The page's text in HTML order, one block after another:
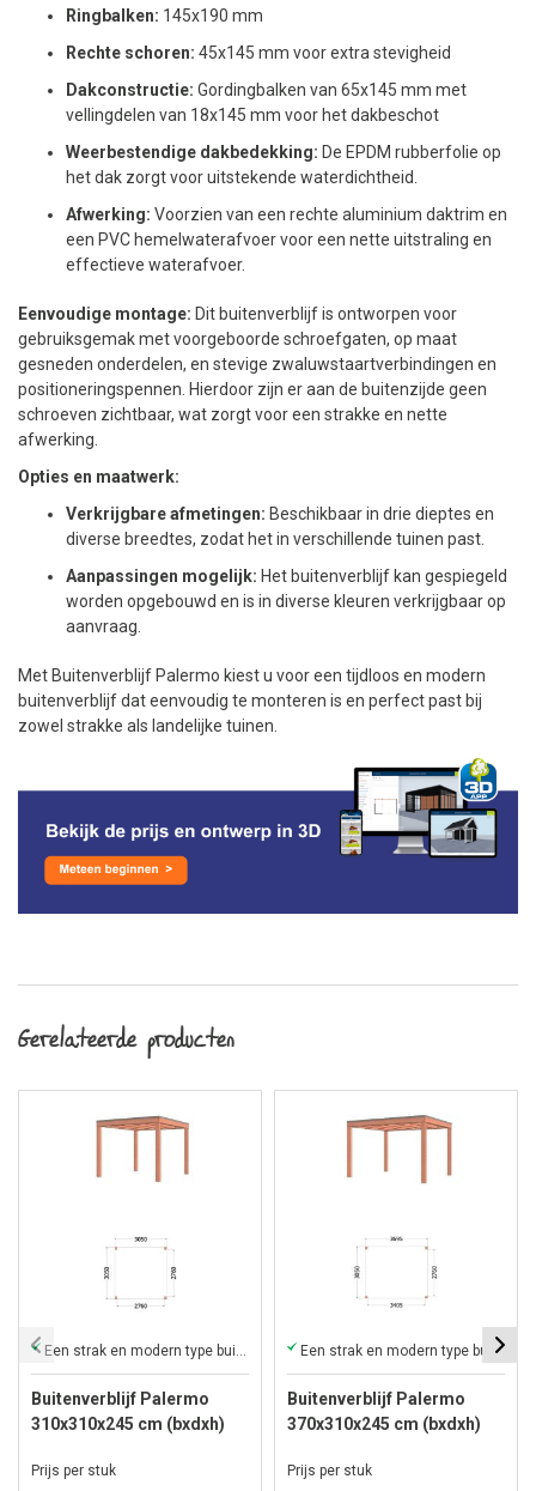
Ringbalken: 145x190 mm
Rechte schoren: 45x145 mm voor extra stevigheid
Dakconstructie: Gordingbalken van 65x145 mm met
vellingdelen van 18x145 mm voor het dakbeschot
Weerbestendige dakbedekking: De EPDM rubberfolie op
het dak zorgt voor uitstekende waterdichtheid.
Afwerking: Voorzien van een rechte aluminium daktrim en
een PVC hemelwaterafvoer voor een nette uitstraling en
effectieve waterafvoer.
Eenvoudige montage: Dit buitenverblijf is ontworpen voor
gebruiksgemak met voorgeboorde schroefgaten, op maat
gesneden onderdelen, en stevige zwaluwstaartverbindingen en
positioneringspennen. Hierdoor zijn er aan de buitenzijde geen
schroeven zichtbaar, wat zorgt voor een strakke en nette
afwerking.
Opties en maatwerk:
Verkrijgbare afmetingen: Beschikbaar in drie dieptes en
diverse breedtes, zodat het in verschillende tuinen past.
Aanpassingen mogelijk: Het buitenverblijf kan gespiegeld
worden opgebouwd en is in diverse kleuren verkrijgbaar op
aanvraag.
Met Buitenverblijf Palermo kiest u voor een tijdloos en modern
buitenverblijf dat eenvoudig te monteren is en perfect past bij
zowel strakke als landelijke tuinen.
Gerelateerde producten
Een strak en modern type buitenverblijf met plat dak
Buitenverblijf Palermo
310x310x245 cm (bxdxh)
Prijs per stuk
Een strak en modern type buitenverblijf met plat dak
Buitenverblijf Palermo
370x310x245 cm (bxdxh)
Prijs per stuk